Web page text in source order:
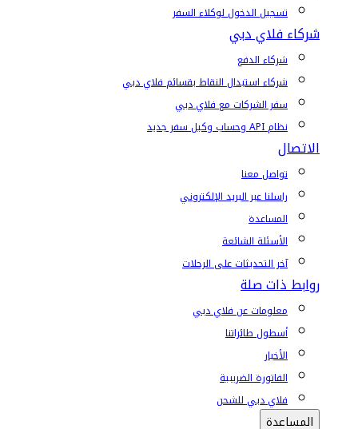
تسجيل الدخول لوكلاء السفر
شركاء فلاي دبي
شركاء الدفع
شركاء استبدال النقاط بقسائم فلاي دبي
سفر الشركات مع فلاي دبي
نظام API وحساب وكيل سفر جديد
الاتصال
تواصل معنا
راسلنا عبر البريد الإلكتروني
المساعدة
الأسئلة الشائعة
آخر التحديثات على الرحلات
روابط ذات صلة
معلومات عن فلاي دبي
أسطول طائراتنا
الأخبار
الفاتورة الضريبية
فلاي دبي للشحن
المساعدة